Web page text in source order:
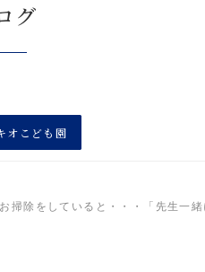
グ
オこども園
掃除をしていると・・・「先生一